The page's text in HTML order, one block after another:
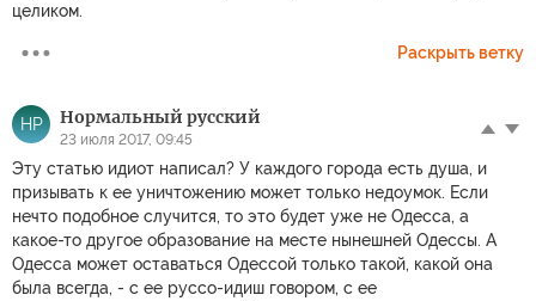
целиком.
Раскрыть ветку
НР Нормальный русский
23 июля 2017, 09:45
Эту статью идиот написал? У каждого города есть душа, и
призывать к ее уничтожению может только недоумок. Если
нечто подобное случится, то это будет уже не Одесса, а
какое-то другое образование на месте нынешней Одессы. А
Одесса может оставаться Одессой только такой, какой она
была всегда, - с ее руссо-идиш говором, с ее